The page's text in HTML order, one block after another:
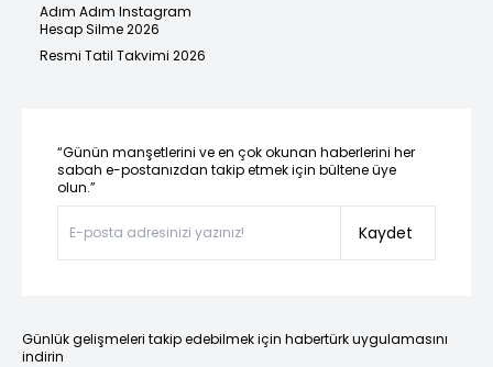
Adım Adım Instagram
Hesap Silme 2026
Resmi Tatil Takvimi 2026
“Günün manşetlerini ve en çok okunan haberlerini her
sabah e-postanızdan takip etmek için bültene üye
olun.”
Kaydet
Günlük gelişmeleri takip edebilmek için habertürk uygulamasını
indirin